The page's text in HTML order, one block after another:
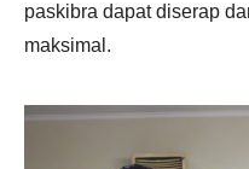
paskibra dapat diserap
maksimal.